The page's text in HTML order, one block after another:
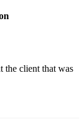
the client that was